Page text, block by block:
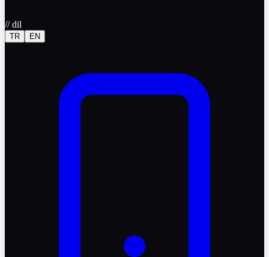
//dil
TR EN